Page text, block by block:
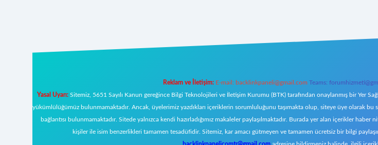
Reklam ve İletişim: E-mail: backlinkpaneli@gmail.com Teams:
Yasal Uyarı:Sitemiz, 5651 Sayılı Kanun gereğince Bilgi Teknolojileri ve İletişim Kurumu (BTK) tarafından onaylanmış bir Yer
yükümlülüğümüz bulunmamaktadır. Ancak, üyelerimiz yazdıkları içeriklerin sorumluluğunu taşımakta olup, siteye üye olarak
bağlantısı bulunmamaktadır. Sitede yalnızca kendi hazırladığımız makaleler paylaşılmaktadır. Burada yer alan içerikler
kişiler ile isim benzerlikleri tamamen tesadüfidir. Sitemiz, kar amacı gütmeyen ve tamamen ücretsiz bir bilgi